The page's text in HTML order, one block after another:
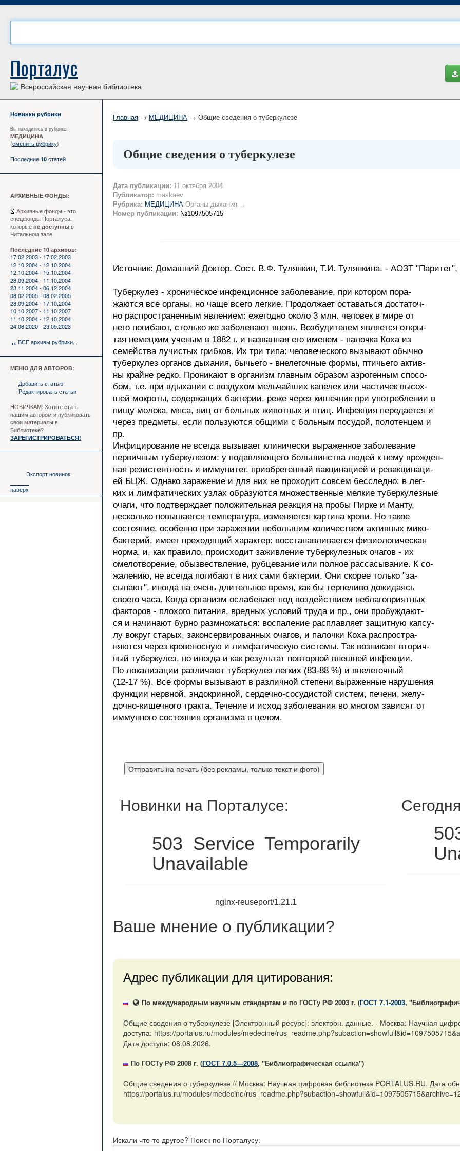
Порталус
Всероссийская научная библиотека
Новинки рубрики
Вы находитесь в рубрике:
МЕДИЦИНА
(сменить рубрику)
Последние 10 статей
АРХИВНЫЕ ФОНДЫ:
Архивные фонды - это
спецфонды Порталуса,
которые не доступны в
Читальном зале.
Последние 10 архивов:
17.02.2003 - 17.02.2003
12.10.2004 - 12.10.2004
12.10.2004 - 15.10.2004
28.09.2004 - 11.10.2004
23.11.2004 - 06.12.2004
08.02.2005 - 08.02.2005
28.09.2004 - 17.10.2004
10.10.2007 - 11.10.2007
11.10.2004 - 12.10.2004
24.06.2020 - 23.05.2023
ВСЕ архивы рубрики...
МЕНЮ ДЛЯ АВТОРОВ:
Добавить статью
Редактировать статьи
НОВИЧКАМ: Хотите стать
нашим автором и публиковать
свои материалы в
Библиотеке?
ЗАРЕГИСТРИРОВАТЬСЯ!
Экспорт новинок
наверх
Главная → МЕДИЦИНА → Общие сведения о туберкулезе
Общие сведения о туберкулезе
Дата публикации: 11 октября 2004
Публикатор: maskaev
Рубрика: МЕДИЦИНА Органы дыхания →
Номер публикации: №1097505715
Источник: Домашний Доктор. Сост. В.Ф. Тулянкин, Т.И. Тулянкина. - АОЗТ "Паритет",
Туберкулез - хроническое инфекционное заболевание, при котором пора-
жаются все органы, но чаще всего легкие. Продолжает оставаться достаточ-
но распространенным явлением: ежегодно около 3 млн. человек в мире от
него погибают, столько же заболевают вновь. Возбудителем является откры-
тая немецким ученым в 1882 г. и названная его именем - палочка Коха из
семейства лучистых грибков. Их три типа: человеческого вызывают обычно
туберкулез органов дыхания, бычьего - внелегочные формы, птичьего актив-
ны крайне редко. Проникают в организм главным образом аэрогенным спосо-
бом, т.е. при вдыхании с воздухом мельчайших капелек или частичек высох-
шей мокроты, содержащих бактерии, реже через кишечник при употреблении в
пищу молока, мяса, яиц от больных животных и птиц. Инфекция передается и
через предметы, если пользуются общими с больным посудой, полотенцем и
пр.
Инфицирование не всегда вызывает клинически выраженное заболевание
первичным туберкулезом: у подавляющего большинства людей к нему врожден-
ная резистентность и иммунитет, приобретенный вакцинацией и ревакцинаци-
ей БЦЖ. Однако заражение и для них не проходит совсем бесследно: в лег-
ких и лимфатических узлах образуются множественные мелкие туберкулезные
очаги, что подтверждает положительная реакция на пробы Пирке и Манту,
несколько повышается температура, изменяется картина крови. Но такое
состояние, особенно при заражении небольшим количеством активных мико-
бактерий, имеет преходящий характер: восстанавливается физиологическая
норма, и, как правило, происходит заживление туберкулезных очагов - их
омелотворение, обызвествление, рубцевание или полное рассасывание. К со-
жалению, не всегда погибают в них сами бактерии. Они скорее только "за-
сыпают", иногда на очень длительное время, как бы терпеливо дожидаясь
своего часа. Когда организм ослабевает под воздействием неблагоприятных
факторов - плохого питания, вредных условий труда и пр., они пробуждают-
ся и начинают бурно размножаться: воспаление расплавляет защитную капсу-
лу вокруг старых, законсервированных очагов, и палочки Коха распростра-
няются через кровеносную и лимфатическую системы. Так возникает вторич-
ный туберкулез, но иногда и как результат повторной внешней инфекции.
По локализации различают туберкулез легких (83-88 %) и внелегочный
(12-17 %). Все формы вызывают в различной степени выраженные нарушения
функции нервной, эндокринной, сердечно-сосудистой систем, печени, желу-
дочно-кишечного тракта. Течение и исход заболевания во многом зависят от
иммунного состояния организма в целом.
Новинки на Порталусе:
503 Service Temporarily
Unavailable
nginx-reuseport/1.21.1
Ваше мнение о публикации?
Адрес публикации для цитирования:
По международным научным стандартам и по ГОСТу РФ 2003 г. (ГОСТ 7.1-2003,
Общие сведения о туберкулезе [Электронный ресурс]: электрон. данные. - Москва: Научная
доступа: https://portalus.ru/modules/medecine/
Дата доступа: 08.08.2026.
По ГОСТу РФ 2008 г. (ГОСТ 7.0.5—2008, "Библиографическая ссылка")
Общие сведения о туберкулезе // Москва: Научная цифровая библиотека PORTALUS.RU. Дата
https://portalus.ru/modules/medecine/
Искали что-то другое? Поиск по Порталусу: